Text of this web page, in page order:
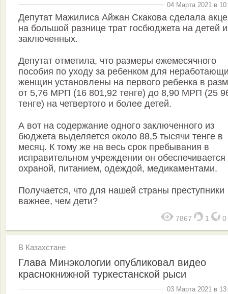
04 Марта 2021 в
Депутат Мажилиса Айжан Скакова сделала
на большой разнице трат госбюджета на детей
заключенных.
Депутат отметила, что размеры ежемесячного
пособия по уходу за ребенком для
женщин установлены на первого ребенка в
от 5,76 МРП (16 801,92 тенге) до 8,90 МРП (25
тенге) на четвертого и более детей.
А вот на содержание одного заключенного из
бюджета выделяется около 88,5 тысячи тенге в
месяц. К тому же на весь срок пребывания в
исправительном учреждении он обеспечивается
охраной, питанием, одеждой, медикаментами.
Получается, что для нашей страны преступники
важнее, чем дети?
7867 1 0
В Казахстане
Глава Минэкологии опубликовал видео
краснокнижной туркестанской рыси
03 Марта 2021 в